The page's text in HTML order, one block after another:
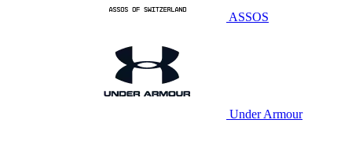
ASSOS
Under Armour